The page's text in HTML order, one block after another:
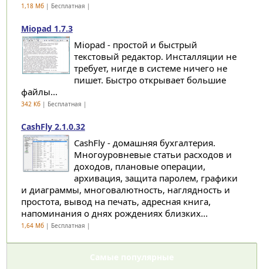
1,18 Мб| Бесплатная |
Miopad 1.7.3
Miopad - простой и быстрый
текстовый редактор. Инсталляции не
требует, нигде в системе ничего не
пишет. Быстро открывает большие
файлы...
342 Кб| Бесплатная |
CashFly 2.1.0.32
CashFly - домашняя бухгалтерия.
Многоуровневые статьи расходов и
доходов, плановые операции,
архивация, защита паролем, графики
и диаграммы, многовалютность, наглядность и
простота, вывод на печать, адресная книга,
напоминания о днях рождениях близких...
1,64 Мб| Бесплатная |
Самые популярные